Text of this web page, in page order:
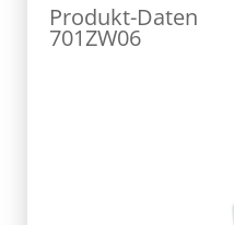
Produkt-Daten
701ZW06